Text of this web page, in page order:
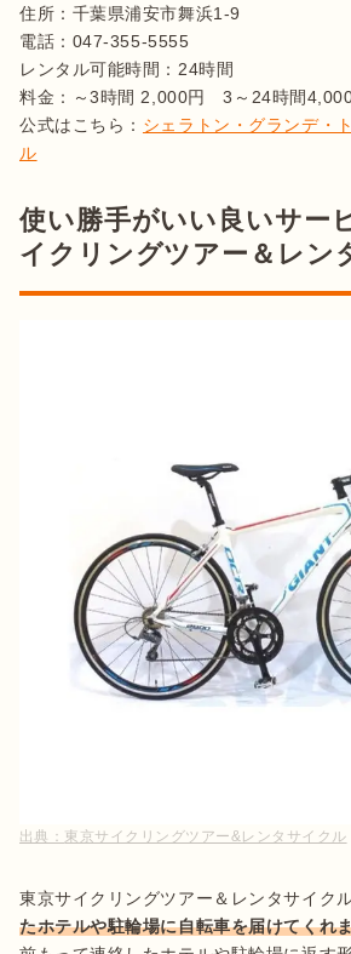
住所：千葉県浦安市舞浜1-9
電話：047-355-5555
レンタル可能時間：24時間
料金：～3時間 2,000円　3～24時間
公式はこちら： シェラトン・グランデ・
ル
使い勝手がいい良いサー
イクリングツアー＆レン
出典： 東京サイクリングツアー&レンタサイクル
東京サイクリングツアー＆レンタサイク
たホテルや駐輪場に自転車を届けてくれ